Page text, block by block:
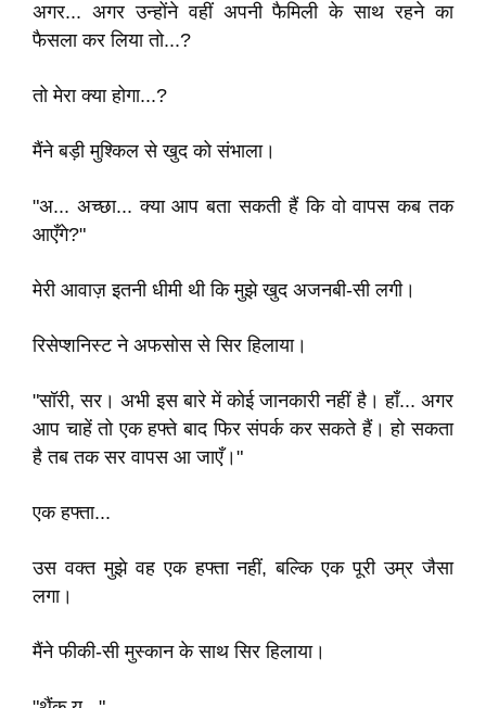
अगर... अगर उन्होंने वहीं अपनी फैमिली के साथ रहने का
फैसला कर लिया तो...?
तो मेरा क्या होगा...?
मैंने बड़ी मुश्किल से खुद को संभाला।
"अ... अच्छा... क्या आप बता सकती हैं कि वो वापस कब तक
आएँगे?"
मेरी आवाज़ इतनी धीमी थी कि मुझे खुद अजनबी-सी लगी।
रिसेप्शनिस्ट ने अफसोस से सिर हिलाया।
"सॉरी, सर। अभी इस बारे में कोई जानकारी नहीं है। हाँ... अगर
आप चाहें तो एक हफ्ते बाद फिर संपर्क कर सकते हैं। हो सकता
है तब तक सर वापस आ जाएँ।"
एक हफ्ता...
उस वक्त मुझे वह एक हफ्ता नहीं, बल्कि एक पूरी उम्र जैसा
लगा।
मैंने फीकी-सी मुस्कान के साथ सिर हिलाया।